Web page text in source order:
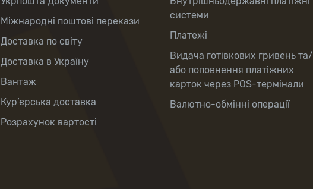
Міжнародні поштові перекази
Доставка по світу
Доставка в Україну
Вантаж
Кур’єрська доставка
Розрахунок вартості
системи
Платежі
Видача готівкових гривень та/
або поповнення платіжних
карток через POS-термінали
Валютно-обмінні операції